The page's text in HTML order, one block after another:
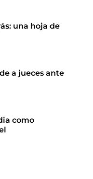
una hoja de
a jueces ante
como